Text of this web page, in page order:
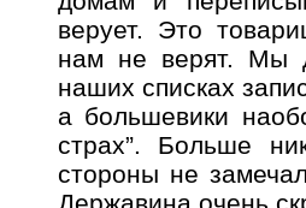
верует. Это
нам не верят. Мы
наших списках
а большевики
страх”. Больше
стороны не
Державина очень